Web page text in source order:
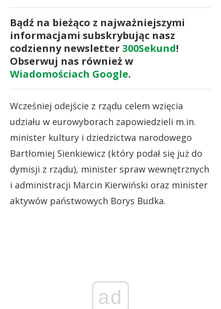
Bądź na bieżąco z najważniejszymi
informacjami subskrybując nasz
codzienny newsletter 300Sekund!
Obserwuj nas również w
Wiadomościach Google.
Wcześniej odejście z rządu celem wzięcia
udziału w eurowyborach zapowiedzieli m.in.
minister kultury i dziedzictwa narodowego
Bartłomiej Sienkiewicz (który podał się już do
dymisji z rządu), minister spraw wewnętrznych
i administracji Marcin Kierwiński oraz minister
aktywów państwowych Borys Budka.
ad